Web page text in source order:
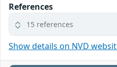
References
15 references
Show details on NVD